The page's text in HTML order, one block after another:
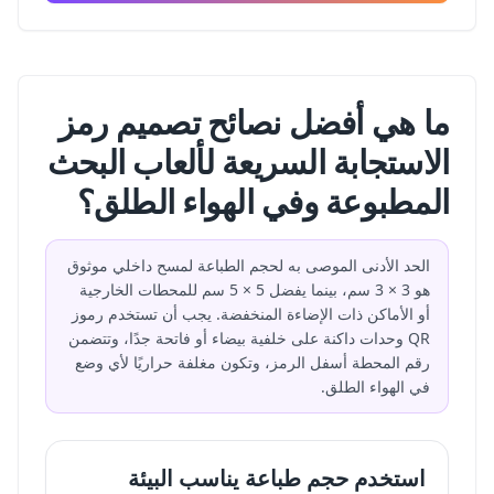
ما هي أفضل نصائح تصميم رمز
الاستجابة السريعة لألعاب البحث
المطبوعة وفي الهواء الطلق؟
الحد الأدنى الموصى به لحجم الطباعة لمسح داخلي موثوق
هو 3 × 3 سم، بينما يفضل 5 × 5 سم للمحطات الخارجية
أو الأماكن ذات الإضاءة المنخفضة. يجب أن تستخدم رموز
QR وحدات داكنة على خلفية بيضاء أو فاتحة جدًا، وتتضمن
رقم المحطة أسفل الرمز، وتكون مغلفة حراريًا لأي وضع
في الهواء الطلق.
استخدم حجم طباعة يناسب البيئة